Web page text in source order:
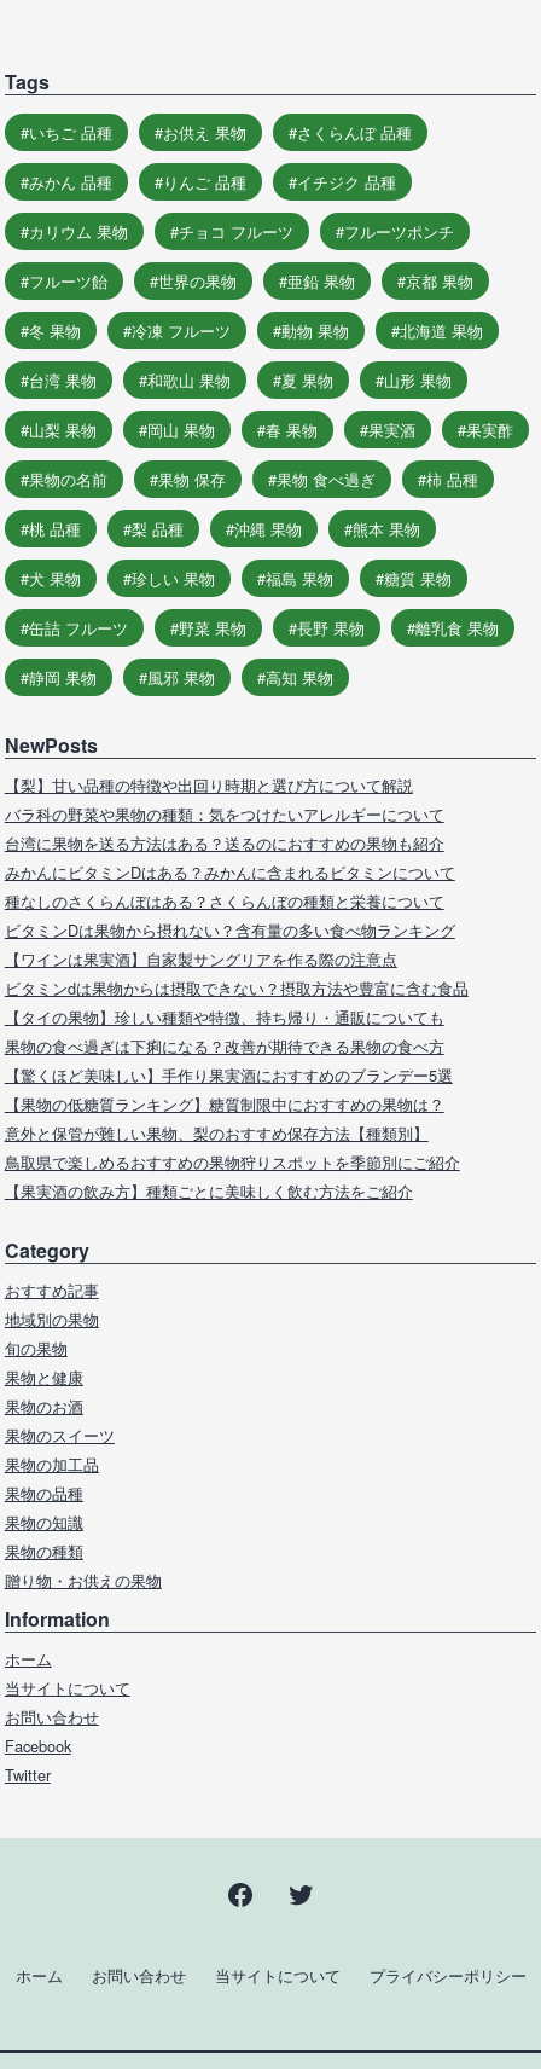
Tags
いちご 品種 お供え 果物 さくらんぼ 品種
みかん 品種 りんご 品種 イチジク 品種
カリウム 果物 チョコ フルーツ フルーツポンチ
フルーツ飴 世界の果物 亜鉛 果物 京都 果物
冬 果物 冷凍 フルーツ 動物 果物 北海道 果物
台湾 果物 和歌山 果物 夏 果物 山形 果物
山梨 果物 岡山 果物 春 果物 果実酒 果実酢
果物の名前 果物 保存 果物 食べ過ぎ 柿 品種
桃 品種 梨 品種 沖縄 果物 熊本 果物
犬 果物 珍しい 果物 福島 果物 糖質 果物
缶詰 フルーツ 野菜 果物 長野 果物 離乳食 果物
静岡 果物 風邪 果物 高知 果物
NewPosts
【梨】甘い品種の特徴や出回り時期と選び方について解説
バラ科の野菜や果物の種類：気をつけたいアレルギーについて
台湾に果物を送る方法はある？送るのにおすすめの果物も紹介
みかんにビタミンDはある？みかんに含まれるビタミンについて
種なしのさくらんぼはある？さくらんぼの種類と栄養について
ビタミンDは果物から摂れない？含有量の多い食べ物ランキング
【ワインは果実酒】自家製サングリアを作る際の注意点
ビタミンdは果物からは摂取できない？摂取方法や豊富に含む食品
【タイの果物】珍しい種類や特徴、持ち帰り・通販についても
果物の食べ過ぎは下痢になる？改善が期待できる果物の食べ方
【驚くほど美味しい】手作り果実酒におすすめのブランデー5選
【果物の低糖質ランキング】糖質制限中におすすめの果物は？
意外と保管が難しい果物、梨のおすすめ保存方法【種類別】
鳥取県で楽しめるおすすめの果物狩りスポットを季節別にご紹介
【果実酒の飲み方】種類ごとに美味しく飲む方法をご紹介
Category
おすすめ記事
地域別の果物
旬の果物
果物と健康
果物のお酒
果物のスイーツ
果物の加工品
果物の品種
果物の知識
果物の種類
贈り物・お供えの果物
Information
ホーム
当サイトについて
お問い合わせ
Facebook
Twitter
Facebook
ホーム お問い合わせ 当サイトについて プライバシーポリシー